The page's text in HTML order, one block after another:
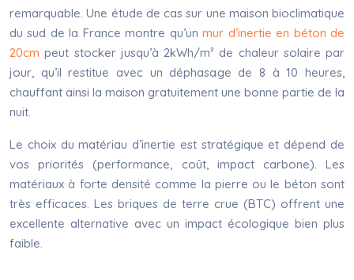
remarquable. Une étude de cas sur une maison bioclimatique
du sud de la France montre qu’unmur d’inertie en béton de
20cm peut stocker jusqu’à 2kWh/m² de chaleur solaire par
jour, qu’il restitue avec un déphasage de 8 à 10 heures,
chauffant ainsi la maison gratuitement une bonne partie de la
nuit.
Le choix du matériau d’inertie est stratégique et dépend de
vos priorités (performance, coût, impact carbone). Les
matériaux à forte densité comme la pierre ou le béton sont
très efficaces. Les briques de terre crue (BTC) offrent une
excellente alternative avec un impact écologique bien plus
faible.